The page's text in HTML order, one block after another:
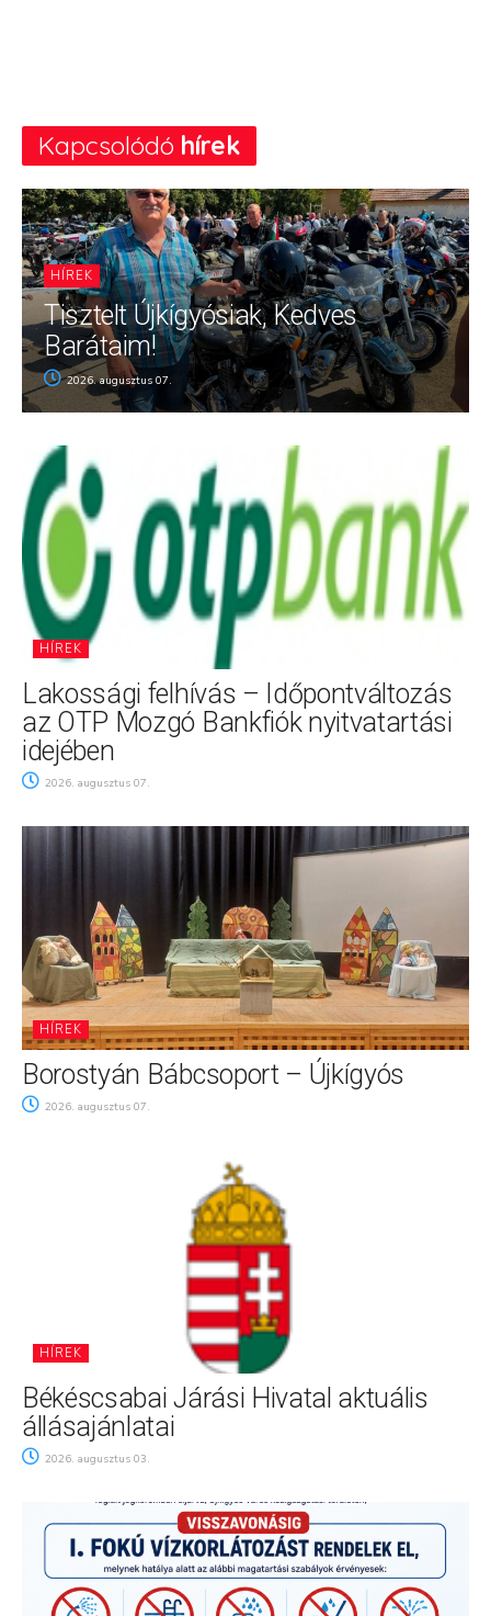
Kapcsolódó hírek
HÍREK
Tisztelt Újkígyósiak, Kedves
Barátaim!
2026. augusztus 07.
HÍREK
Lakossági felhívás – Időpontváltozás
az OTP Mozgó Bankfiók nyitvatartási
idejében
2026. augusztus 07.
HÍREK
Borostyán Bábcsoport – Újkígyós
2026. augusztus 07.
HÍREK
Békéscsabai Járási Hivatal aktuális
állásajánlatai
2026. augusztus 03.